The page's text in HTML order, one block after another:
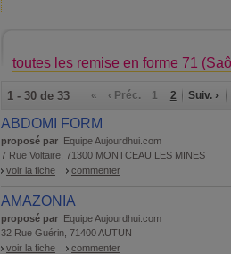
toutes les remise en forme 71
1 - 30 de 33 « ‹ Préc. 1 2 Suiv. ›
ABDOMI FORM
proposé par Equipe Aujourdhui.com
7 Rue Voltaire, 71300 MONTCEAU LES MINES
voir la fiche
commenter
AMAZONIA
proposé par Equipe Aujourdhui.com
32 Rue Guérin, 71400 AUTUN
voir la fiche
commenter